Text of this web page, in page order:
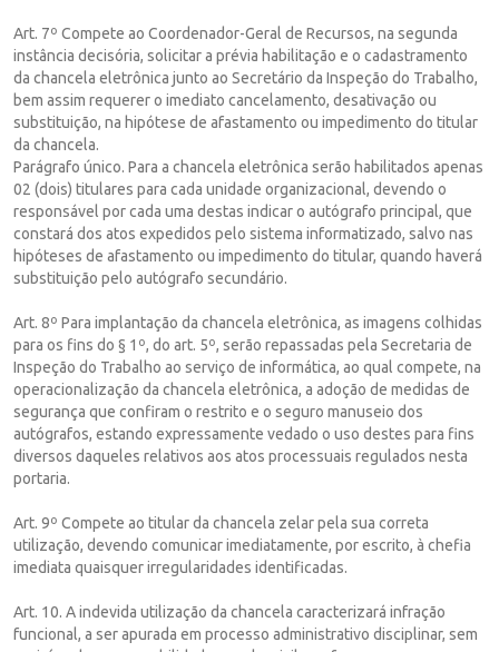
Art. 7º Compete ao Coordenador-Geral de Recursos, na segunda
instância decisória, solicitar a prévia habilitação e o cadastramento
da chancela eletrônica junto ao Secretário da Inspeção do Trabalho,
bem assim requerer o imediato cancelamento, desativação ou
substituição, na hipótese de afastamento ou impedimento do titular
da chancela.
Parágrafo único. Para a chancela eletrônica serão habilitados apenas
02 (dois) titulares para cada unidade organizacional, devendo o
responsável por cada uma destas indicar o autógrafo principal, que
constará dos atos expedidos pelo sistema informatizado, salvo nas
hipóteses de afastamento ou impedimento do titular, quando haverá
substituição pelo autógrafo secundário.
Art. 8º Para implantação da chancela eletrônica, as imagens colhidas
para os fins do § 1º, do art. 5º, serão repassadas pela Secretaria de
Inspeção do Trabalho ao serviço de informática, ao qual compete, na
operacionalização da chancela eletrônica, a adoção de medidas de
segurança que confiram o restrito e o seguro manuseio dos
autógrafos, estando expressamente vedado o uso destes para fins
diversos daqueles relativos aos atos processuais regulados nesta
portaria.
Art. 9º Compete ao titular da chancela zelar pela sua correta
utilização, devendo comunicar imediatamente, por escrito, à chefia
imediata quaisquer irregularidades identificadas.
Art. 10. A indevida utilização da chancela caracterizará infração
funcional, a ser apurada em processo administrativo disciplinar, sem